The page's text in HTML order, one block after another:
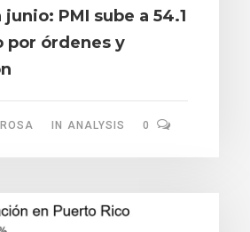
junio: PMI sube a 54.1
por órdenes y
IN ANALYSIS 0